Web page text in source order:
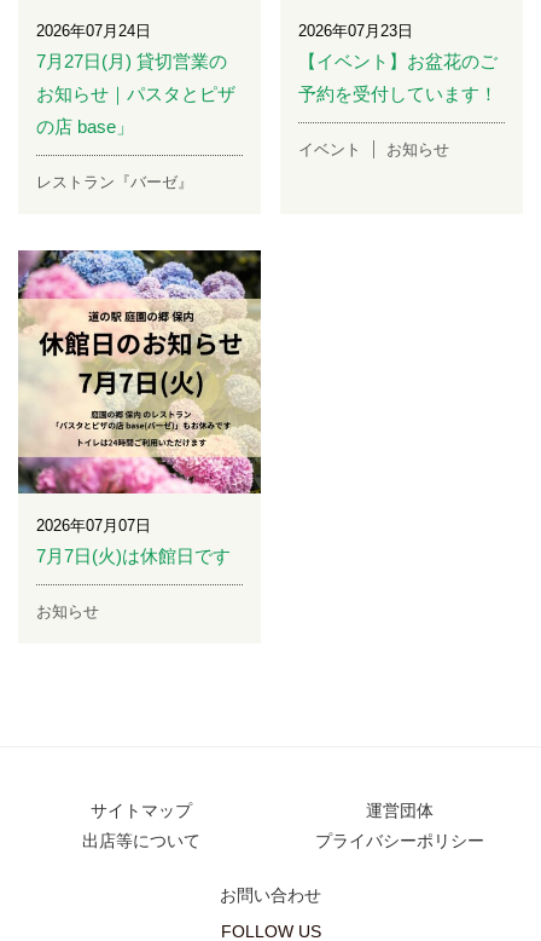
2026年07月24日
7月27日(月) 貸切営業の
お知らせ｜パスタとピザ
の店 base」
レストラン『バーゼ』
2026年07月23日
【イベント】お盆花のご
予約を受付しています！
イベント お知らせ
2026年07月07日
7月7日(火)は休館日です
お知らせ
サイトマップ
運営団体
出店等について
プライバシーポリシー
お問い合わせ
FOLLOW US